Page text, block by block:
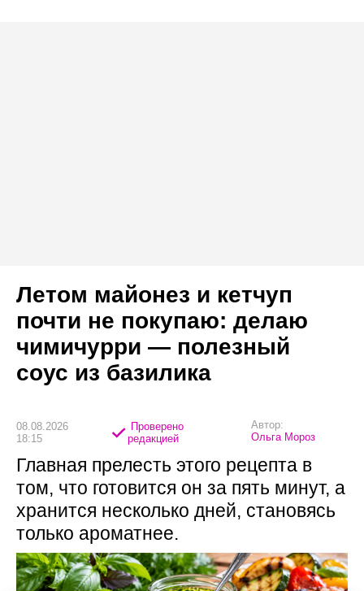
Летом майонез и кетчуп
почти не покупаю: делаю
чимичурри — полезный
соус из базилика
08.08.2026
18:15
Проверено
редакцией
Автор:
Ольга Мороз
Главная прелесть этого рецепта в
том, что готовится он за пять минут, а
хранится несколько дней, становясь
только ароматнее.